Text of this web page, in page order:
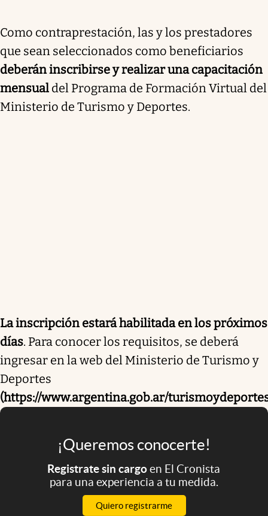
Como contraprestación, las y los prestadores
que sean seleccionados como beneficiarios
deberán inscribirse y realizar una capacitación
mensual del Programa de Formación Virtual del
Ministerio de Turismo y Deportes.
La inscripción estará habilitada en los próximos
días. Para conocer los requisitos, se deberá
ingresar en la web del Ministerio de Turismo y
Deportes
(https://www.argentina.gob.ar/
¡Queremos conocerte!
Registrate sin cargoen El Cronista
para una experiencia a tu medida.
Quiero registrarme